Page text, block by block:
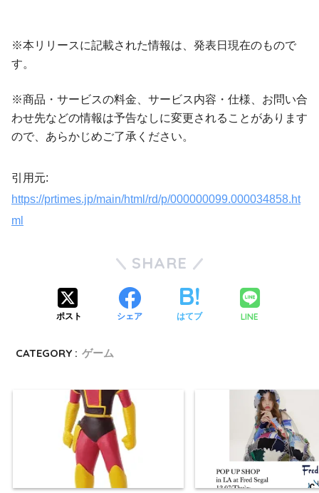
※本リリースに記載された情報は、発表日現在のもので
す。
※商品・サービスの料金、サービス内容・仕様、お問い合
わせ先などの情報は予告なしに変更されることがあります
ので、あらかじめご了承ください。
引用元:
https://prtimes.jp/main/html/rd/p/000000099.000034858.ht
ml
SHARE
ポスト シェア はてブ LINE
CATEGORY : ゲーム